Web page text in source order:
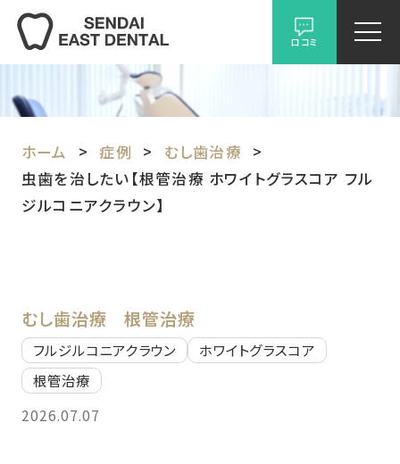
口コミ
ホーム 症例
むし歯治療
虫歯を治したい【根管治療 ホワイトグラスコア フル
ジルコニアクラウン】
むし歯治療 根管治療
フルジルコニアクラウン
ホワイトグラスコア
根管治療
2026.07.07